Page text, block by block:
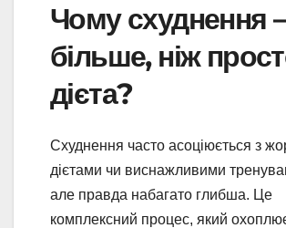
Чому схуднення
більше, ніж
дієта?
Схуднення часто асоціюється з
дієтами чи виснажливими
але правда набагато глибша. Це
комплексний процес, який